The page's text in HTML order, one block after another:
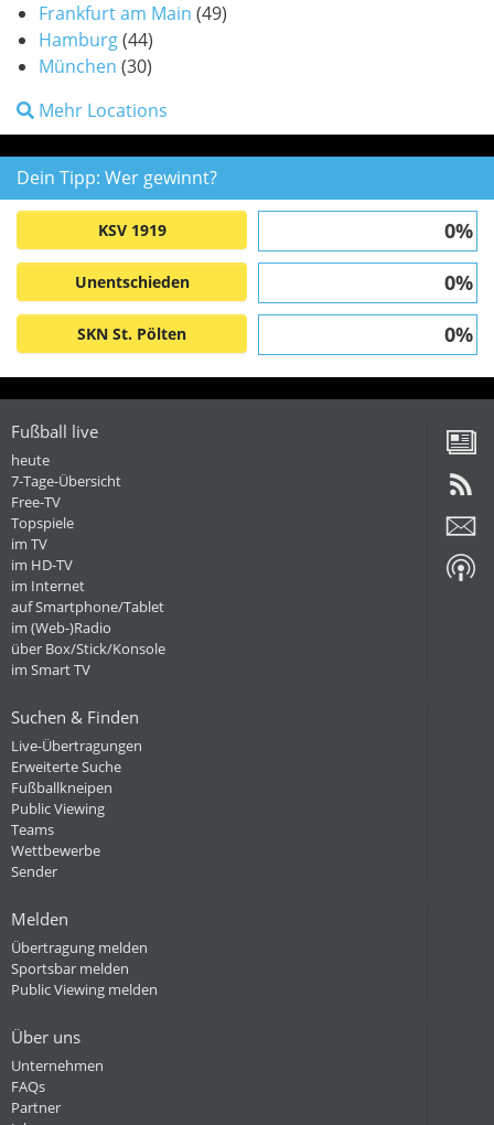
Frankfurt am Main (49)
Hamburg(44)
München (30)
Mehr Locations
Dein Tipp: Wer gewinnt?
KSV 1919 0%
Unentschieden 0%
SKN St. Pölten 0%
Fußball live
heute
7-Tage-Übersicht
Free-TV
Topspiele
im TV
im HD-TV
im Internet
auf Smartphone/Tablet
im (Web-)Radio
über Box/Stick/Konsole
im Smart TV
Suchen & Finden
Live-Übertragungen
Erweiterte Suche
Fußballkneipen
Public Viewing
Teams
Wettbewerbe
Sender
Melden
Übertragung melden
Sportsbar melden
Public Viewing melden
Über uns
Unternehmen
FAQs
Partner